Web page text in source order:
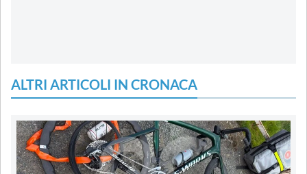
ALTRI ARTICOLI IN CRONACA